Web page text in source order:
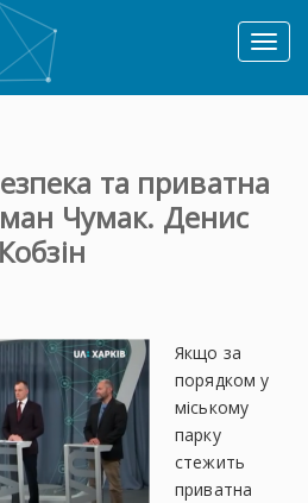
Toggle
та приватна
Чумак. Денис
Кобзін
Якщо за
порядком у
міському
парку
стежить
приватна